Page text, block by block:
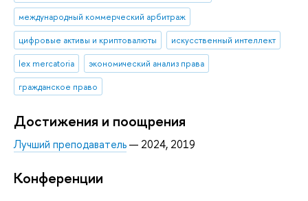
международный коммерческий арбитраж
цифровые активы и криптовалюты
искусственный интеллект
lex mercatoria
экономический анализ права
гражданское право
Достижения и поощрения
Лучший преподаватель— 2024, 2019
Конференции